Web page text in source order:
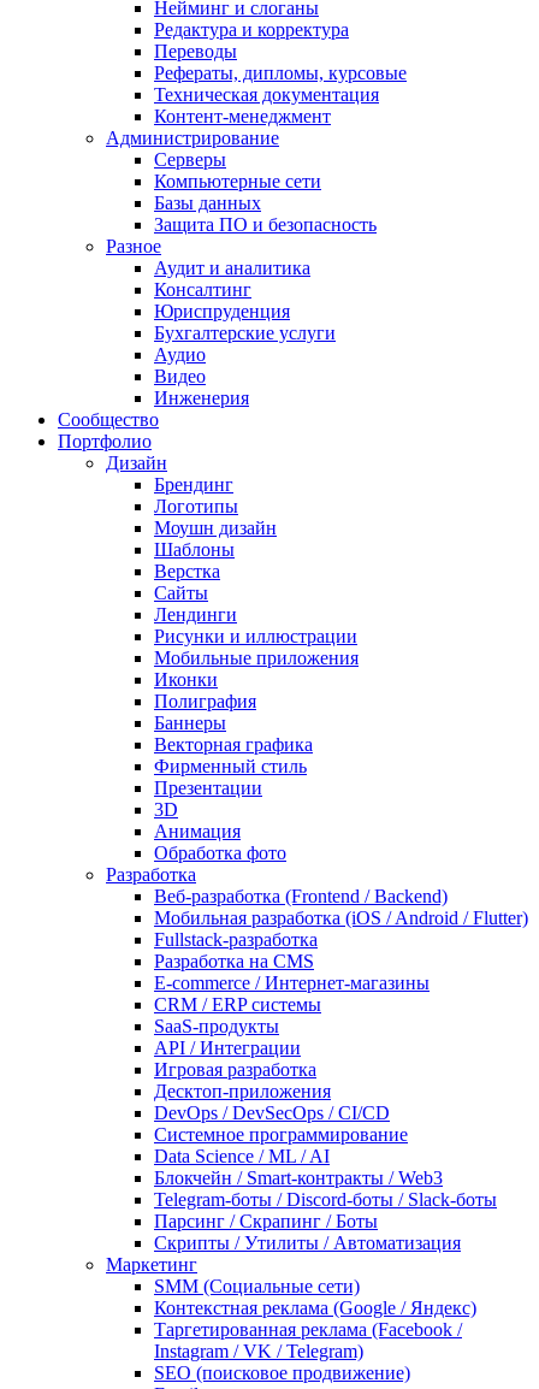
Нейминг и слоганы
Редактура и корректура
Переводы
Рефераты, дипломы, курсовые
Техническая документация
Контент-менеджмент
Администрирование
Серверы
Компьютерные сети
Базы данных
Защита ПО и безопасность
Разное
Аудит и аналитика
Консалтинг
Юриспруденция
Бухгалтерские услуги
Аудио
Видео
Инженерия
Сообщество
Портфолио
Дизайн
Брендинг
Логотипы
Моушн дизайн
Шаблоны
Верстка
Сайты
Лендинги
Рисунки и иллюстрации
Мобильные приложения
Иконки
Полиграфия
Баннеры
Векторная графика
Фирменный стиль
Презентации
3D
Анимация
Обработка фото
Разработка
Веб-разработка (Frontend / Backend)
Мобильная разработка (iOS / Android / Flutter)
Fullstack-разработка
Разработка на CMS
E-commerce / Интернет-магазины
CRM / ERP системы
SaaS-продукты
API / Интеграции
Игровая разработка
Десктоп-приложения
DevOps / DevSecOps / CI/CD
Системное программирование
Data Science / ML / AI
Блокчейн / Smart-контракты / Web3
Telegram-боты / Discord-боты / Slack-боты
Парсинг / Скрапинг / Боты
Скрипты / Утилиты / Автоматизация
Маркетинг
SMM (Социальные сети)
Контекстная реклама (Google / Яндекс)
Таргетированная реклама (Facebook /
Instagram / VK / Telegram)
SEO (поисковое продвижение)